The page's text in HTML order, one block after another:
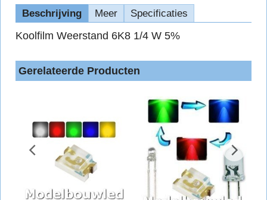
Beschrijving Meer Specificaties
Koolfilm Weerstand 6K8 1/4 W 5%
Gerelateerde Producten